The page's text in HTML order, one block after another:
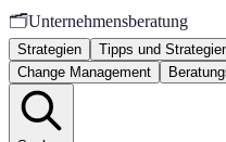
🗂️Unternehmensberatung
Strategien Tipps und
Change Management